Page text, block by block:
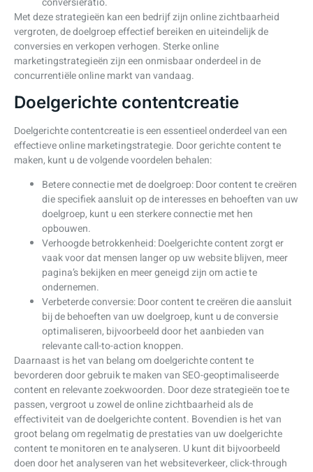
Met deze strategieën kan een bedrijf zijn online zichtbaarheid
vergroten, de doelgroep effectief bereiken en uiteindelijk de
conversies en verkopen verhogen. Sterke online
marketingstrategieën zijn een onmisbaar onderdeel in de
concurrentiële online markt van vandaag.
Doelgerichte contentcreatie
Doelgerichte contentcreatie is een essentieel onderdeel van een
effectieve online marketingstrategie. Door gerichte content te
maken, kunt u de volgende voordelen behalen:
Betere connectie met de doelgroep: Door content te creëren
die specifiek aansluit op de interesses en behoeften van uw
doelgroep, kunt u een sterkere connectie met hen
opbouwen.
Verhoogde betrokkenheid: Doelgerichte content zorgt er
vaak voor dat mensen langer op uw website blijven, meer
pagina’s bekijken en meer geneigd zijn om actie te
ondernemen.
Verbeterde conversie: Door content te creëren die aansluit
bij de behoeften van uw doelgroep, kunt u de conversie
optimaliseren, bijvoorbeeld door het aanbieden van
relevante call-to-action knoppen.
Daarnaast is het van belang om doelgerichte content te
bevorderen door gebruik te maken van SEO-geoptimaliseerde
content en relevante zoekwoorden. Door deze strategieën toe te
passen, vergroot u zowel de online zichtbaarheid als de
effectiviteit van de doelgerichte content. Bovendien is het van
groot belang om regelmatig de prestaties van uw doelgerichte
content te monitoren en te analyseren. U kunt dit bijvoorbeeld
doen door het analyseren van het websiteverkeer, click-through